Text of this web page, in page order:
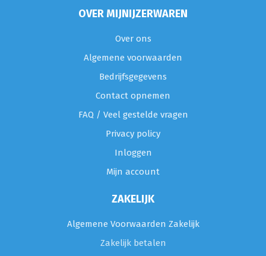
OVER MIJNIJZERWAREN
Over ons
Algemene voorwaarden
Bedrijfsgegevens
Contact opnemen
FAQ / Veel gestelde vragen
Privacy policy
Inloggen
Mijn account
ZAKELIJK
Algemene Voorwaarden Zakelijk
Zakelijk betalen